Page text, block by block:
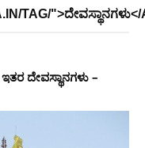
TAG/">ದೇವಸ್ಥಾನಗಳು</
ದೇವಸ್ಥಾನಗಳು –